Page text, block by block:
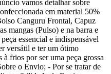
vamos detalhar sobre
em material 50%
Canguru Frontal, Capuz
mangas (Pulso) e na barra e
essencial e indispensável
versátil e ter um ótimo
frios por ser uma peça grossa
o Envio; - Por se tratar de